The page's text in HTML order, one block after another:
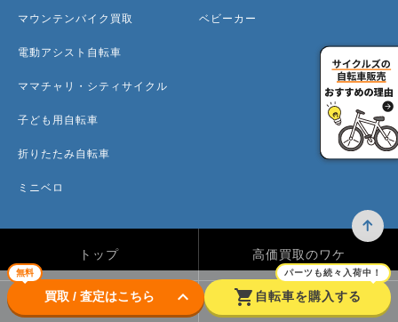
無料
買取 / 査定はこちら keyboard_arrow_down shopping_cart
パーツも続々入荷中！
自転車を購入する
マウンテンバイク買取
電動アシスト自転車
ママチャリ・シティサイクル
子ども用自転車
折りたたみ自転車
ミニベロ
ベビーカー
トップ 高価買取のワケ
買取方法 買取カテゴリー